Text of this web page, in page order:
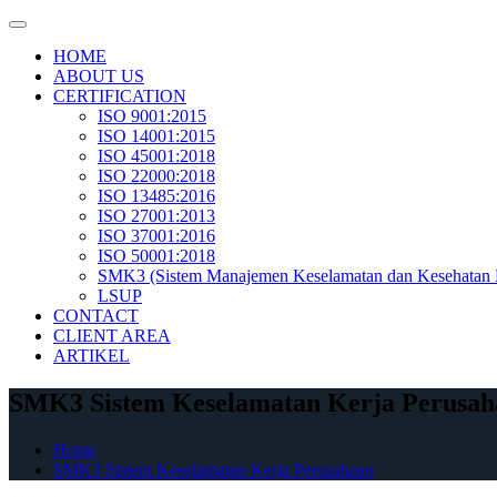
Skip
contentHOME
ABOUT US
CERTIFICATION
ISO 9001:2015
ISO 14001:2015
ISO 45001:2018
ISO 22000:2018
ISO 13485:2016
ISO 27001:2013
ISO 37001:2016
ISO 50001:2018
SMK3 (Sistem Manajemen Keselamatan dan Kesehatan
LSUP
CONTACT
CLIENT AREA
ARTIKEL
SMK3 Sistem Keselamatan Kerja
Home
SMK3 Sistem Keselamatan Kerja Perusahaan